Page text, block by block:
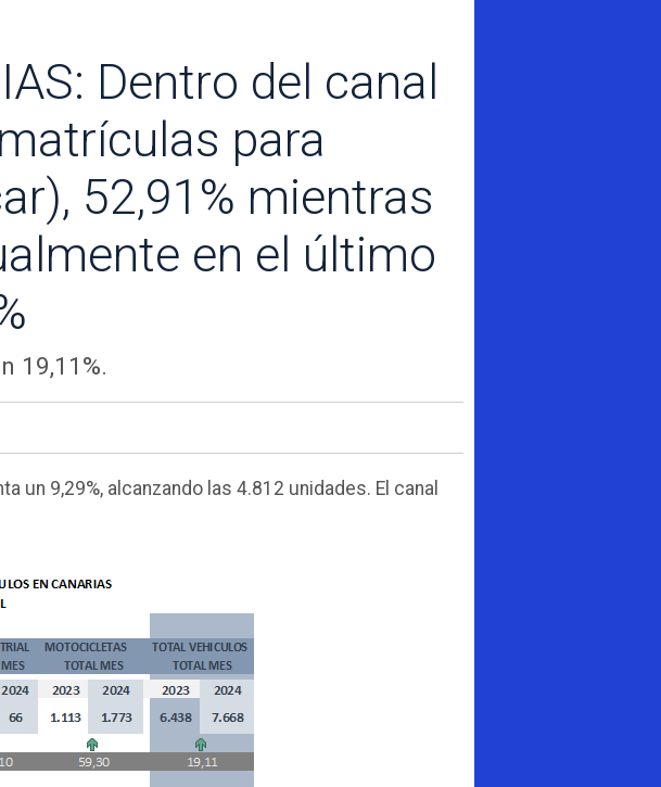
Dentro del canal
para
52,91% mientras
en el último
19,11%.
9,29%, alcanzando las 4.812 unidades. El canal